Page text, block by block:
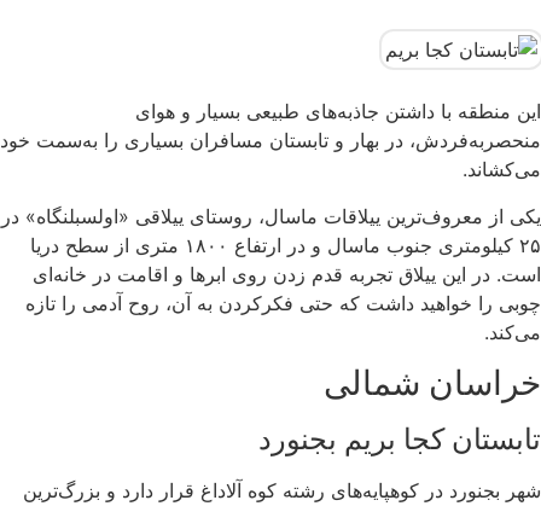
این منطقه با داشتن جاذبه‌های طبیعی بسیار و هوای
منحصر‌به‌فردش، در بهار و تابستان مسافران بسیاری را به‌سمت خود
می‌کشاند.
یکی از معروف‌ترین ییلاقات ماسال، روستای ییلاقی «اولسبلنگاه» در
۲۵ کیلومتری جنوب ماسال و در ارتفاع ۱۸۰۰ متری از سطح دریا
است. در این ییلاق تجربه قدم زدن روی ابرها و اقامت در خانه‌ای
چوبی را خواهید داشت که حتی فکرکردن به آن، روح آدمی را تازه
می‌کند.
خراسان شمالی
تابستان کجا بریم بجنورد
شهر بجنورد در کوهپایه‌های رشته کوه آلاداغ قرار دارد و بزرگ‌ترین